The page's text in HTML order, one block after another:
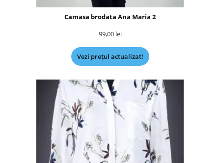
Camasa brodata Ana Maria 2
99,00 lei
Vezi prețul actualizat!